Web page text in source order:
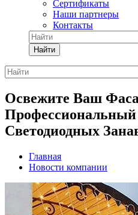
Сертификаты
Наши партнеры
Контакты
Найти
Освежите Ваш
Светодиодных
Главная
Новости компании